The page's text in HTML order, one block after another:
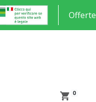
Offerte
0